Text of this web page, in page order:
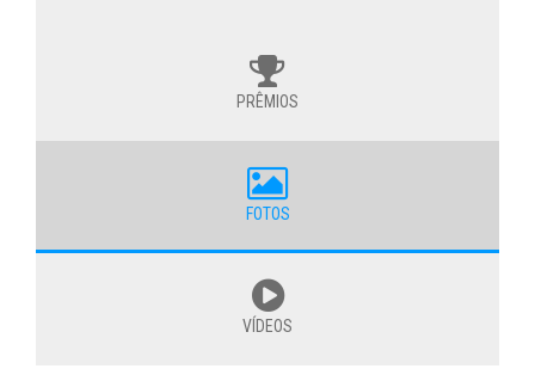
PRÊMIOS
FOTOS
VÍDEOS